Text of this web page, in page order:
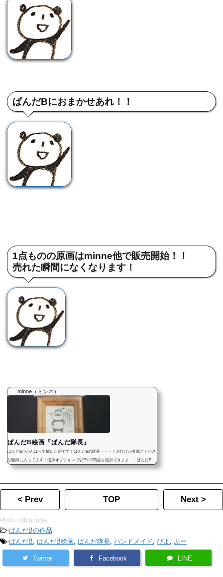
ぱんだBにおまかせあれ！！
1点ものの原画はminne他で販売開始！！
売れた瞬間になくなります！
minne（ミンネ）
ぱんだB絵画『ぱんだ隊長』
ぱんだBががんばって描いた絵です！ぱんだBの隊長・・・！おひげが素敵だ！小さ
な額縁に入ってます！追加オプションで以下の2商品を追加できます ・ぱんだBの
おみくじ…1枚100円 http://yuzupanda.com/pandab/bworks/omi...
< Prev TOP Next >
Photo byMahome
-ぱんだBの作品
-ぱんだB ぱんだB絵画 ぱんだ隊長 ハンドメイド ぴよ ぷー
Twitter Facebook LINE